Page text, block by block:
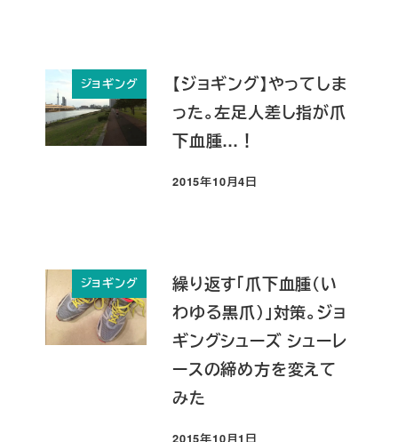
ジョギング
【ジョギング】やってしま
った。左足人差し指が爪
下血腫…！
投稿日
2015年10月4日
ジョギング
繰り返す「爪下血腫（い
わゆる黒爪）」対策。ジョ
ギングシューズ シューレ
ースの締め方を変えて
みた
2015年10月1日